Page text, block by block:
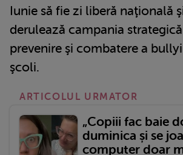
Iunie să fie zi liberă naţională
derulează campania
prevenire şi combatere a
şcoli.
ARTICOLUL URMATOR
„Copiii fac baie
duminica și se
computer doar